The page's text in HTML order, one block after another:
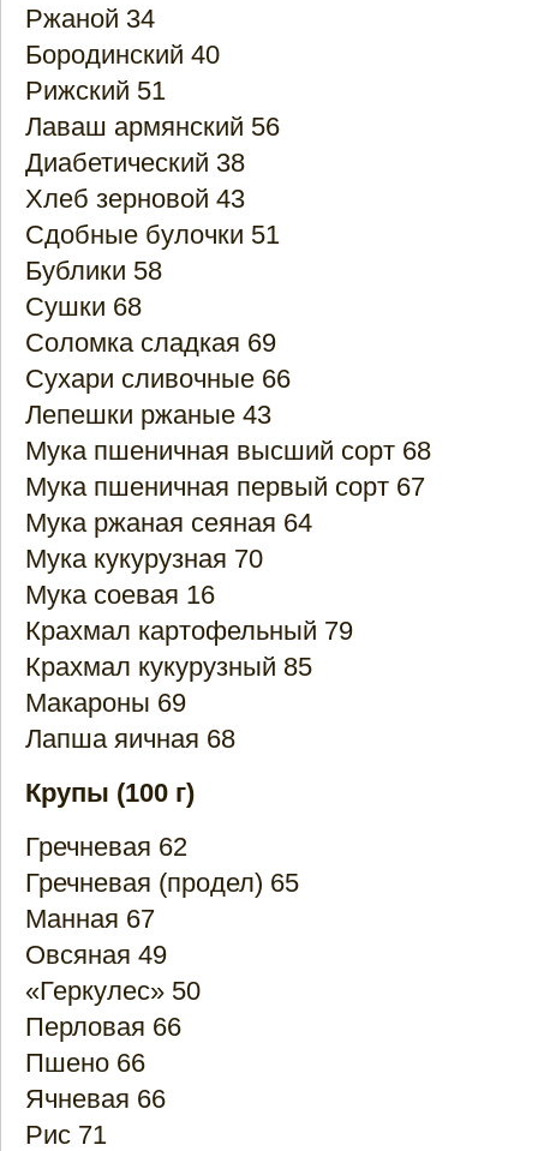
Ржаной 34
Бородинский 40
Рижский 51
Лаваш армянский 56
Диабетический 38
Хлеб зерновой 43
Сдобные булочки 51
Бублики 58
Сушки 68
Соломка сладкая 69
Сухари сливочные 66
Лепешки ржаные 43
Мука пшеничная высший сорт 68
Мука пшеничная первый сорт 67
Мука ржаная сеяная 64
Мука кукурузная 70
Мука соевая 16
Крахмал картофельный 79
Крахмал кукурузный 85
Макароны 69
Лапша яичная 68
Крупы (100 г)
Гречневая 62
Гречневая (продел) 65
Манная 67
Овсяная 49
«Геркулес» 50
Перловая 66
Пшено 66
Ячневая 66
Рис 71